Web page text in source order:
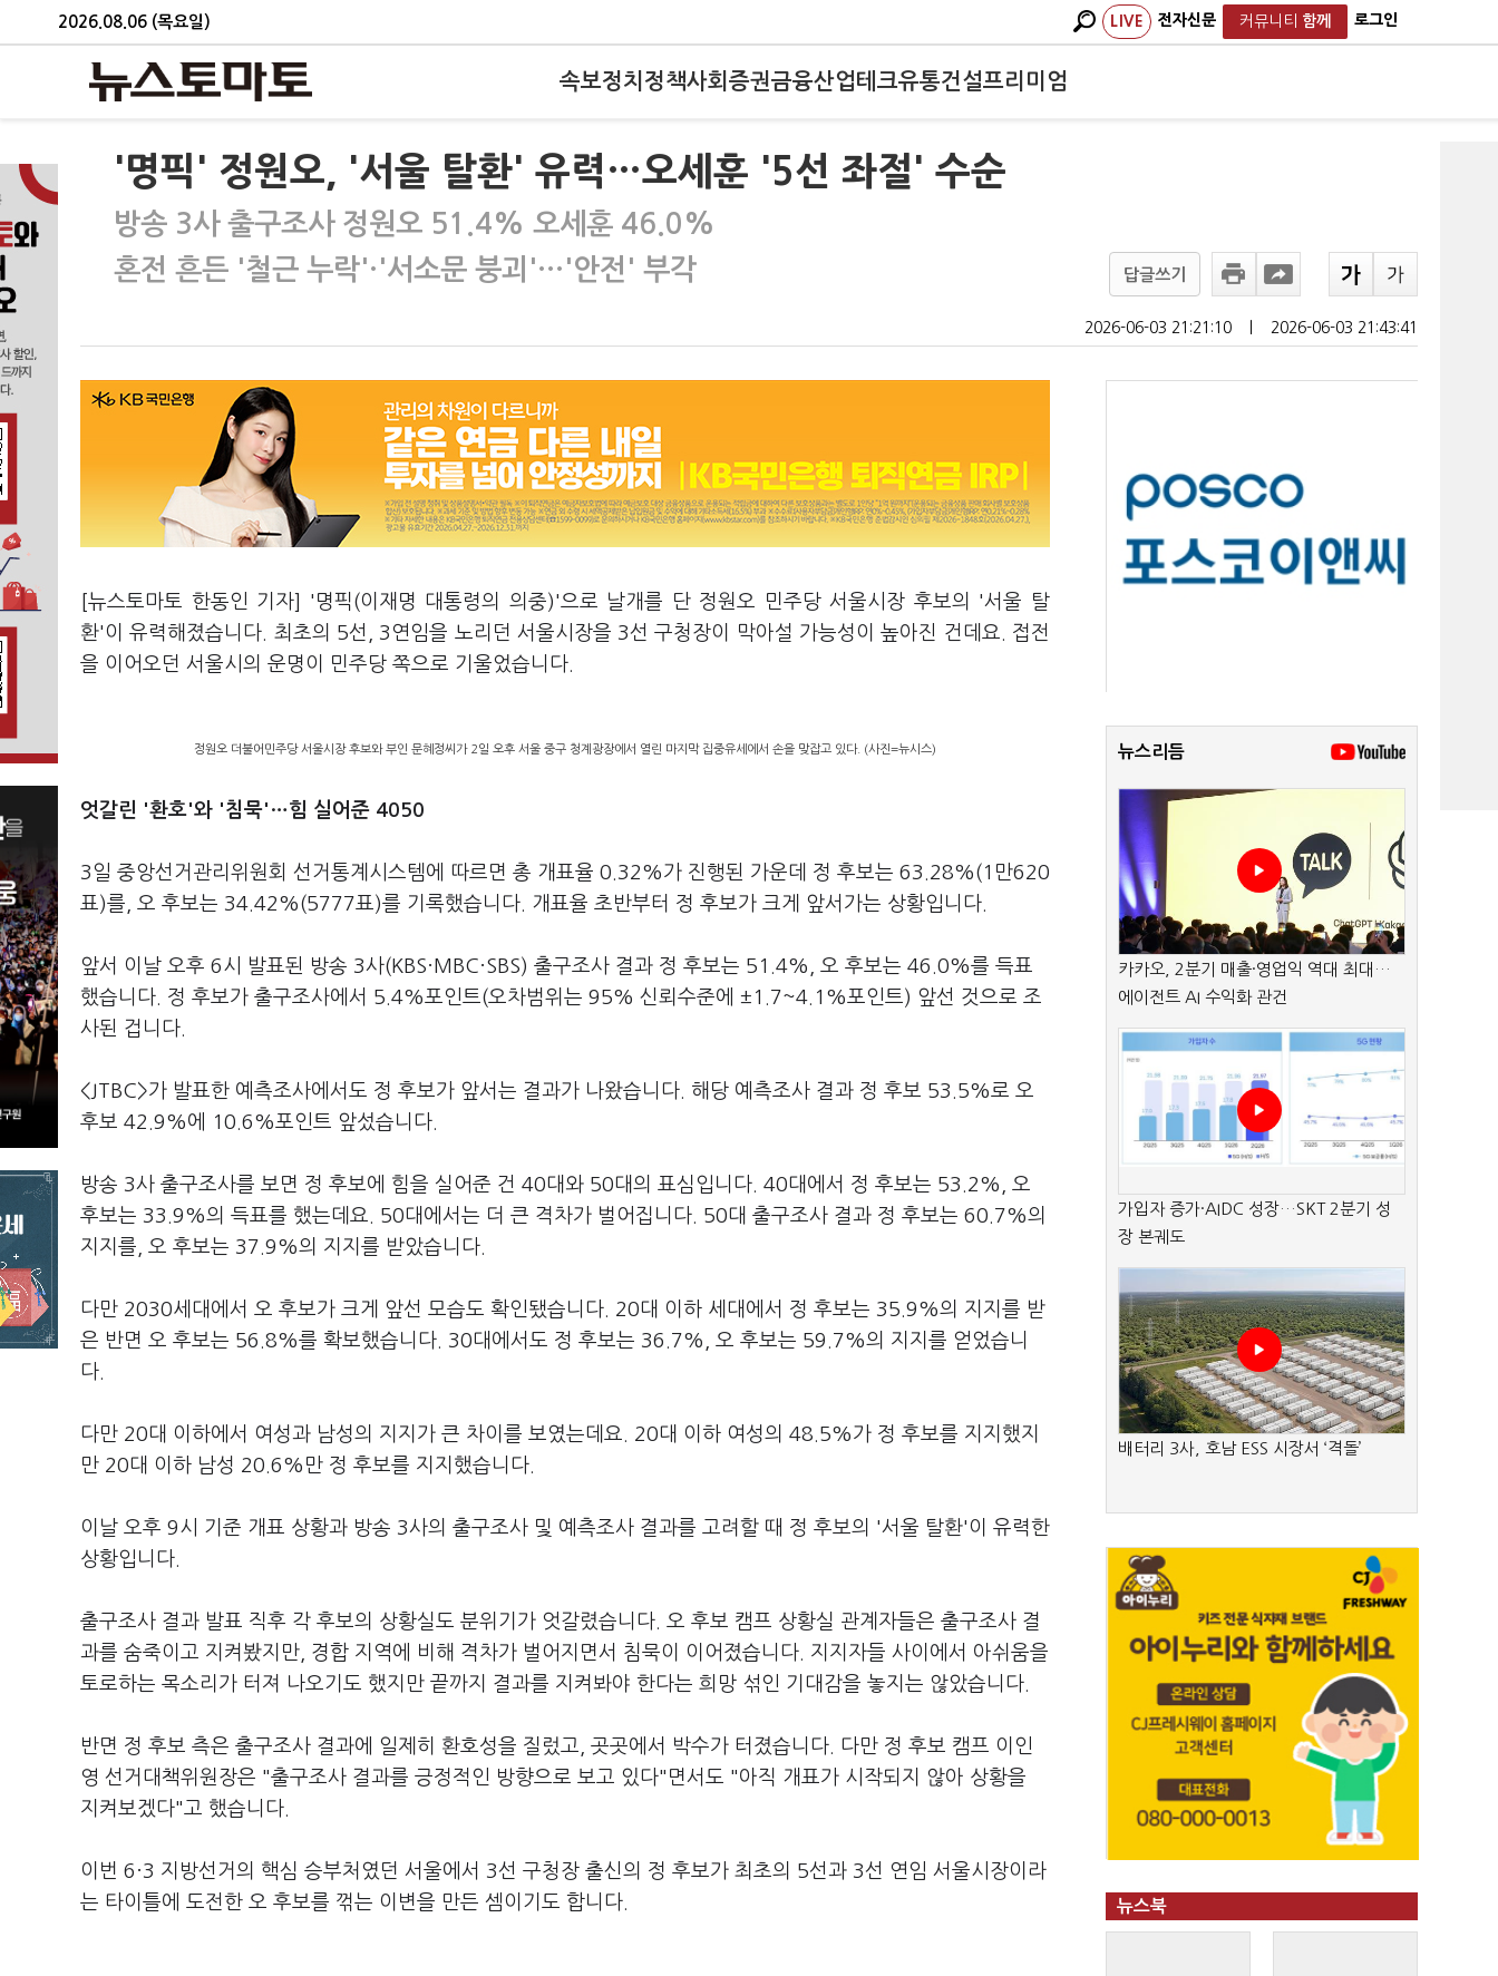
2026.08.06 (목요일) LIVE 전자신문 커뮤니티 함께 로그인
속보정치 정책사회 증권금융산업테크유통건설프리미엄
'명픽' 정원오, '서울 탈환' 유력…오세훈 '5선 좌절' 수순
방송 3사 출구조사 정원오 51.4% 오세훈 46.0%
혼전 흔든 '철근 누락'·'서소문 붕괴'…'안전' 부각
답글쓰기
2026-06-03 21:21:10 2026-06-03 21:43:41
[뉴스토마토 한동인 기자] '명픽(이재명 대통령의 의중)'으로 날개를 단 정원오 민주당 서울시장 후보의 '서울 탈
환'이 유력해졌습니다. 최초의 5선, 3연임을 노리던 서울시장을 3선 구청장이 막아설 가능성이 높아진 건데요. 접전
을 이어오던 서울시의 운명이 민주당 쪽으로 기울었습니다.
정원오 더불어민주당 서울시장 후보와 부인 문혜정씨가 2일 오후 서울 중구 청계광장에서 열린 마지막 집중유세에서 손을 맞잡고 있다. (사진=뉴시스)
엇갈린 '환호'와 '침묵'…힘 실어준 4050
3일 중앙선거관리위원회 선거통계시스템에 따르면 총 개표율 0.32%가 진행된 가운데 정 후보는 63.28%(1만620
표)를, 오 후보는 34.42%(5777표)를 기록했습니다. 개표율 초반부터 정 후보가 크게 앞서가는 상황입니다.
앞서 이날 오후 6시 발표된 방송 3사(KBS·MBC·SBS) 출구조사 결과 정 후보는 51.4%, 오 후보는 46.0%를 득표
했습니다. 정 후보가 출구조사에서 5.4%포인트(오차범위는 95% 신뢰수준에 ±1.7~4.1%포인트) 앞선 것으로 조
사된 겁니다.
<JTBC>가 발표한 예측조사에서도 정 후보가 앞서는 결과가 나왔습니다. 해당 예측조사 결과 정 후보 53.5%로 오
후보 42.9%에 10.6%포인트 앞섰습니다.
방송 3사 출구조사를 보면 정 후보에 힘을 실어준 건 40대와 50대의 표심입니다. 40대에서 정 후보는 53.2%, 오
후보는 33.9%의 득표를 했는데요. 50대에서는 더 큰 격차가 벌어집니다. 50대 출구조사 결과 정 후보는 60.7%의
지지를, 오 후보는 37.9%의 지지를 받았습니다.
다만 2030세대에서 오 후보가 크게 앞선 모습도 확인됐습니다. 20대 이하 세대에서 정 후보는 35.9%의 지지를 받
은 반면 오 후보는 56.8%를 확보했습니다. 30대에서도 정 후보는 36.7%, 오 후보는 59.7%의 지지를 얻었습니
다.
다만 20대 이하에서 여성과 남성의 지지가 큰 차이를 보였는데요. 20대 이하 여성의 48.5%가 정 후보를 지지했지
만 20대 이하 남성 20.6%만 정 후보를 지지했습니다.
이날 오후 9시 기준 개표 상황과 방송 3사의 출구조사 및 예측조사 결과를 고려할 때 정 후보의 '서울 탈환'이 유력한
상황입니다.
출구조사 결과 발표 직후 각 후보의 상황실도 분위기가 엇갈렸습니다. 오 후보 캠프 상황실 관계자들은 출구조사 결
과를 숨죽이고 지켜봤지만, 경합 지역에 비해 격차가 벌어지면서 침묵이 이어졌습니다. 지지자들 사이에서 아쉬움을
토로하는 목소리가 터져 나오기도 했지만 끝까지 결과를 지켜봐야 한다는 희망 섞인 기대감을 놓지는 않았습니다.
반면 정 후보 측은 출구조사 결과에 일제히 환호성을 질렀고, 곳곳에서 박수가 터졌습니다. 다만 정 후보 캠프 이인
영 선거대책위원장은 "출구조사 결과를 긍정적인 방향으로 보고 있다"면서도 "아직 개표가 시작되지 않아 상황을
지켜보겠다"고 했습니다.
이번 6·3 지방선거의 핵심 승부처였던 서울에서 3선 구청장 출신의 정 후보가 최초의 5선과 3선 연임 서울시장이라
는 타이틀에 도전한 오 후보를 꺾는 이변을 만든 셈이기도 합니다.
뉴스리듬
카카오, 2분기 매출·영업익 역대 최대…
에이전트 AI 수익화 관건
가입자 증가·AIDC 성장…SKT 2분기 성
장 본궤도
배터리 3사, 호남 ESS 시장서 ‘격돌’
뉴스북